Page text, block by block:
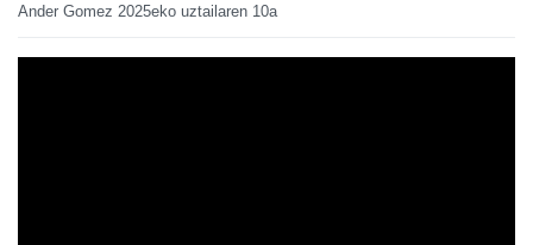
Ander Gomez 2025eko uztailaren 10a